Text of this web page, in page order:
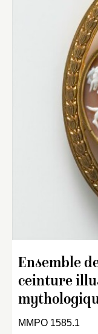
Ensemble
ceinture
MMPO 1585.1